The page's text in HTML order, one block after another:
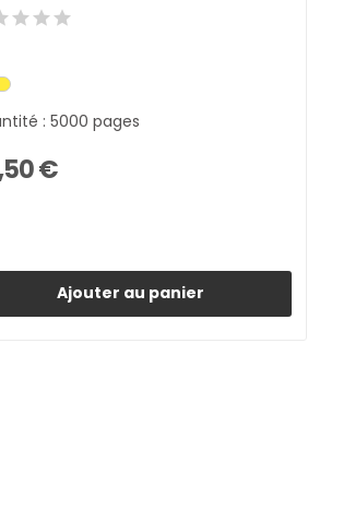
: 5000 pages
€
Ajouter au panier